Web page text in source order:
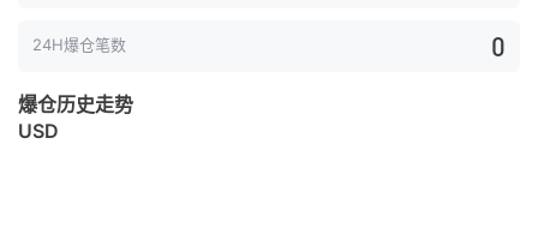
24H爆仓笔数 0
爆仓历史走势
USD